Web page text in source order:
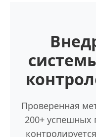
Проверенная
200+ успешных